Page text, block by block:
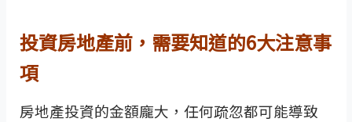
投資房地產前，需要知道的6大注意事
項
房地產投資的金額龐大，任何疏忽都可能導致